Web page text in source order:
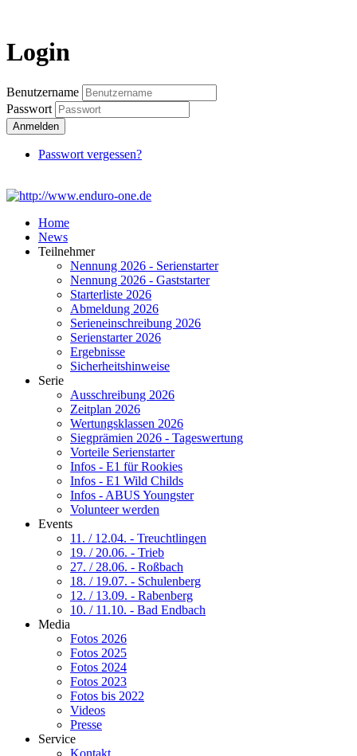
Login
Benutzername
Passwort
Anmelden
Passwort vergessen?
Home
News
Teilnehmer
Nennung 2026 - Serienstarter
Nennung 2026 - Gaststarter
Starterliste 2026
Abmeldung 2026
Serieneinschreibung 2026
Serienstarter 2026
Ergebnisse
Sicherheitshinweise
Serie
Ausschreibung 2026
Zeitplan 2026
Wertungsklassen 2026
Siegprämien 2026 - Tageswertung
Vorteile Serienstarter
Infos - E1 für Rookies
Infos - E1 Wild Childs
Infos - ABUS Youngster
Volunteer werden
Events
11. / 12.04. - Treuchtlingen
19. / 20.06. - Trieb
27. / 28.06. - Roßbach
18. / 19.07. - Schulenberg
12. / 13.09. - Rabenberg
10. / 11.10. - Bad Endbach
Media
Fotos 2026
Fotos 2025
Fotos 2024
Fotos 2023
Fotos bis 2022
Videos
Presse
Service
Kontakt